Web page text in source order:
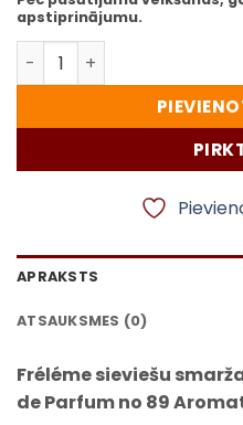
apstiprinājumu.
Fréléme sieviešu
APRAKSTS
ATSAUKSMES (0)
Fréléme sieviešu
de Parfum no 89